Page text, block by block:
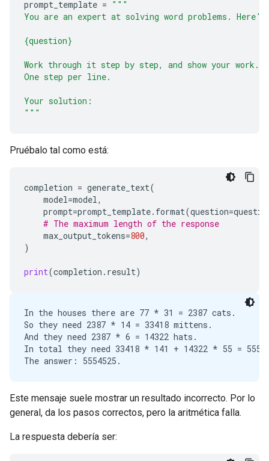
prompt_template = """
You are an expert at solving word problems.
{question}
Work through it step by step, and show your work.
One step per line.
Your solution:
"""
Pruébalo tal como está:
completion = generate_text(
model=model,
prompt=prompt_template. format(question=
# The maximum length of the response
max_output_tokens=800,
)
print(completion . result)
In the houses there are 77 * 31 = 2387 cats.
So they need 2387 * 14 = 33418 mittens.
And they need 2387 * 6 = 14322 hats.
In total they need 33418 * 141 + 14322 * 55 =
Este mensaje suele mostrar un resultado incorrecto. Por lo
general, da los pasos correctos, pero la aritmética falla.
La respuesta debería ser: